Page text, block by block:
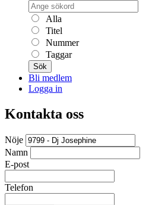
Alla
Titel
Nummer
Taggar
Sök
Bli medlem
Logga in
Kontakta oss
Nöje
Namn
E-post
Telefon